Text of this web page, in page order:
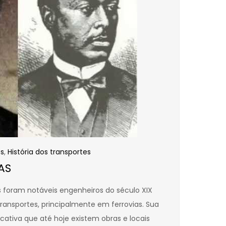
, História dos transportes
foram notáveis engenheiros do século XIX
principalmente em ferrovias. Sua
que até hoje existem obras e locais